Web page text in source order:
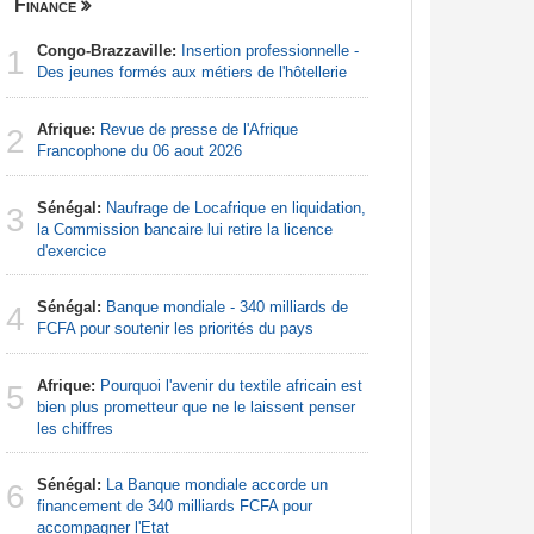
Finance
1 Congo-Brazzaville: Insertion professionnelle -
Des jeunes formés aux métiers de l'hôtellerie
2 Afrique: Revue de presse de l'Afrique
Francophone du 06 aout 2026
3 Sénégal: Naufrage de Locafrique en liquidation,
la Commission bancaire lui retire la licence
d'exercice
4 Sénégal: Banque mondiale - 340 milliards de
FCFA pour soutenir les priorités du pays
5 Afrique: Pourquoi l'avenir du textile africain est
bien plus prometteur que ne le laissent penser
les chiffres
6 Sénégal: La Banque mondiale accorde un
financement de 340 milliards FCFA pour
accompagner l'Etat